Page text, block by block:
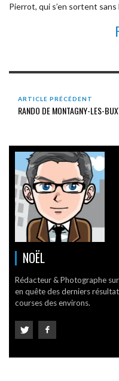
Pierrot, qui s’en sortent
ARTICLE PRÉCÉDENT
RANDO DE MONTAGNY-LES-
NOËL
Rédacteur & Photographe sur
en quête des derniers
courses des environs.